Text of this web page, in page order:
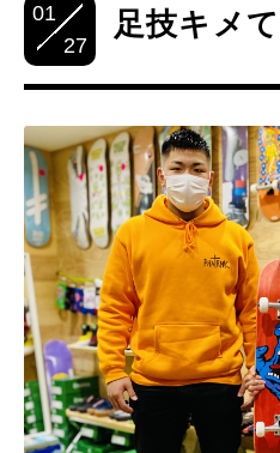
01
27
足技キメ